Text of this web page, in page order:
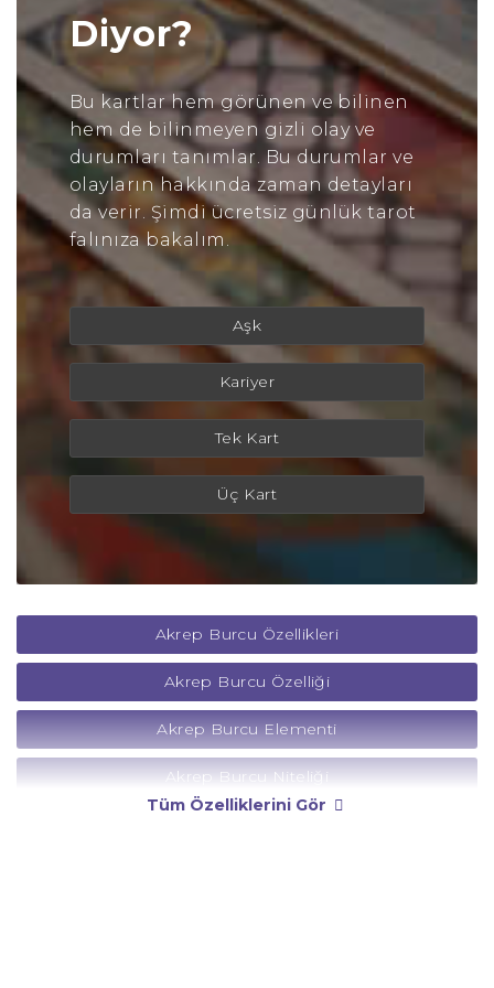
Diyor?
Bu kartlar hem görünen ve bilinen
hem de bilinmeyen gizli olay ve
durumları tanımlar. Bu durumlar ve
olayların hakkında zaman detayları
da verir. Şimdi ücretsiz günlük tarot
falınıza bakalım.
Aşk
Kariyer
Tek Kart
Üç Kart
Akrep Burcu Özellikleri
Akrep Burcu Özelliği
Akrep Burcu Elementi
Akrep Burcu Niteliği
Tüm Özelliklerini Gör